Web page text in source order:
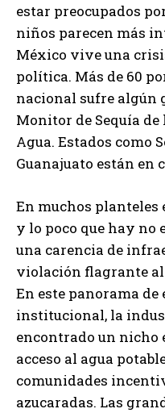
estar preocupados
niños parecen más
México vive una
política. Más de 60
nacional sufre algún
Monitor de Sequía
Agua. Estados como
Guanajuato están en
En muchos planteles
y lo poco que hay no
una carencia de
violación flagrante al
En este panorama de
institucional, la
encontrado un nicho
acceso al agua
comunidades
azucaradas. Las